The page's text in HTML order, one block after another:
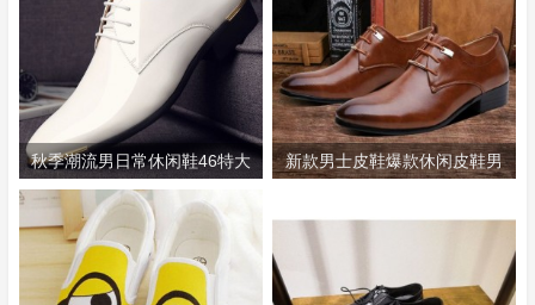
秋季潮流男日常休闲鞋46特大
码韩版尖头男鞋47男士百搭男
单鞋48码
新款男士皮鞋爆款休闲皮鞋男